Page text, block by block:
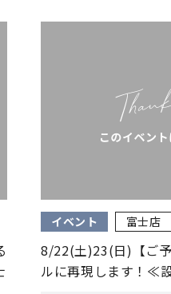
イベント 富士店
8/22(土)23(日)【ご
ルに再現します！≪